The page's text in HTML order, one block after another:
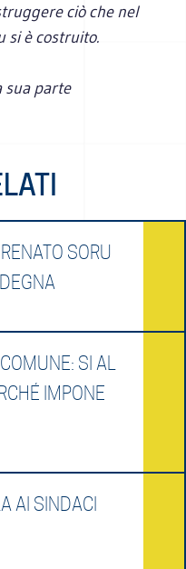
ciò che nel
si è costruito.
sua parte
SORU
SI AL
IMPONE
AI SINDACI